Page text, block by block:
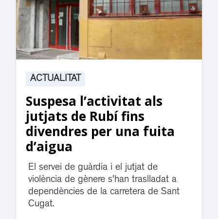
ACTUALITAT
1.000 alumnes
participaran en el festival
de final de curs de les
escoles de dansa Esther
Bosch a Sant Cugat
L'espectacle, titulat El Gran Magatzem
de les Il·lusions, se celebrarà els dies
19 i 20 de juny al Teatre-Auditori